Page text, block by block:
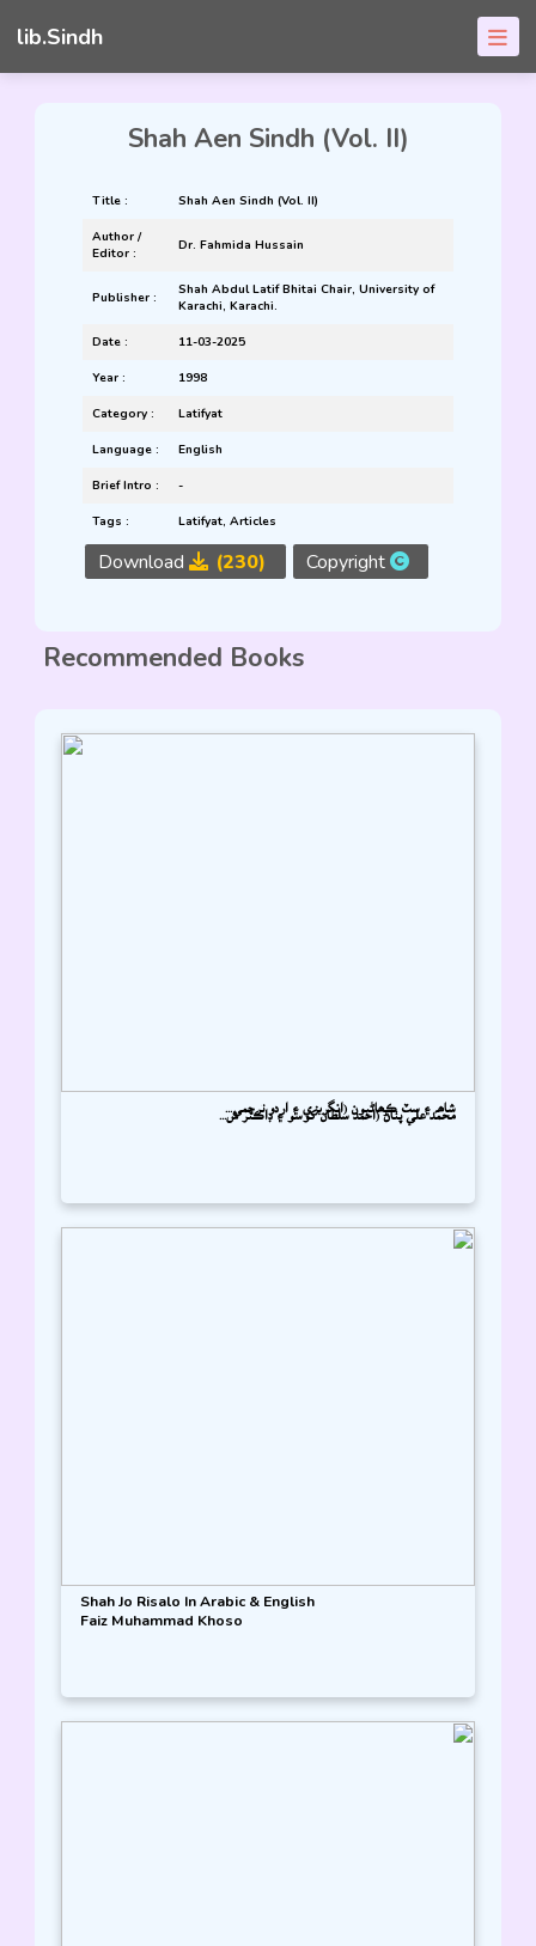
lib.Sindh
Shah Aen Sindh (Vol. II)
Title : Shah Aen Sindh (Vol. II)
Author /
Editor :
Dr. Fahmida Hussain
Publisher :
Shah Abdul Latif Bhitai Chair, University of
Karachi, Karachi.
Date : 11-03-2025
Year : 1998
Category : Latifyat
Language : English
Brief Intro : -
Tags : Latifyat, Articles
Download (230) Copyright
Recommended Books
شاھہ ۽ سٽ ڪھاڻيون (انگريزي ۽ اردو ترجمي...
محمد علي پٺاڻ (احمد سلطان کوسو ۽ ڊاڪٽر ش...
Shah Jo Risalo In Arabic & English
Faiz Muhammad Khoso